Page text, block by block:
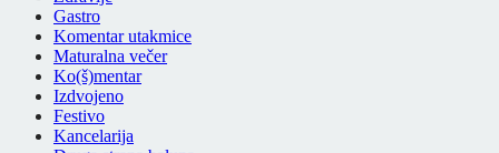
Gastro
Komentar utakmice
Maturalna večer
Ko(š)mentar
Izdvojeno
Festivo
Kancelarija